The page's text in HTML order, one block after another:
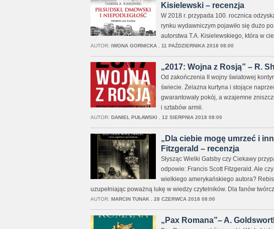
Kisielewski – recenzja
W 2018 r. przypada 100. rocznica
rynku wydawniczym pojawiło się dużo
autorstwa T.A. Kisielewskiego, która w
AUTOR: IWONA GORNICKA, 11 PAŹDZIERNIKA 2018 08:00
„2017: Wojna z Rosją” – R.
Od zakończenia II wojny światowej
świecie. Żelazna kurtyna i stojące
gwarantowały pokój, a wzajemne
i sztabów armii.
AUTOR: DANIEL PUŁAWSKI 12 SIERPNIA 2018 08:00
„Dla ciebie mogę umrzeć i
Fitzgerald – recenzja
Słysząc Wielki Gatsby czy Ciekawy
odpowie: Francis Scott Fitzgerald. Ale
wielkiego amerykańskiego autora?
uzupełniając poważną lukę w wiedzy czytelników. Dla fanów
AUTOR: MARCIN TUNAK, 28 CZERWCA 2018 08:00
„Pax Romana”– A.